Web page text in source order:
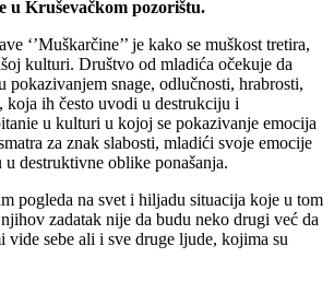
u Kruševačkom pozorištu.
‘’Muškarčine’’ je kako se muškost tretira,
kulturi. Društvo od mladića očekuje da
pokazivanjem snage, odlučnosti, hrabrosti,
koja ih često uvodi u destrukciju i
u kulturi u kojoj se pokazivanje emocija
za znak slabosti, mladići svoje emocije
destruktivne oblike ponašanja.
pogleda na svet i hiljadu situacija koje u tom
zadatak nije da budu neko drugi već da
vide sebe ali i sve druge ljude, kojima su